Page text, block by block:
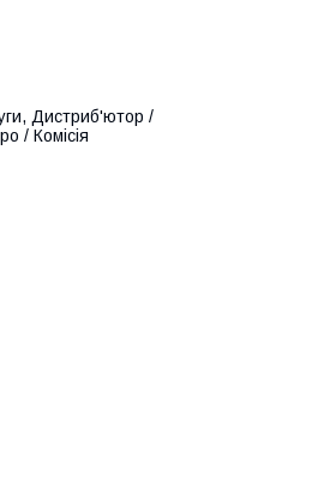
Дистриб'ютор /
/ Комісія